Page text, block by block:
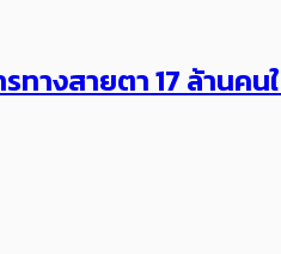
ทางสายตา 17 ล้านค